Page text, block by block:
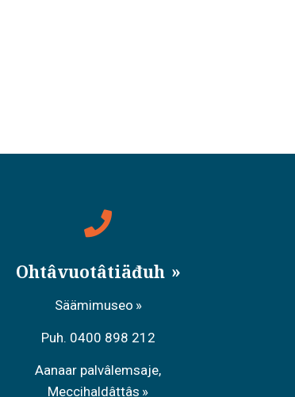
Ohtâvuotâtiäđuh
Säämimuseo
Puh. 0400 898 212
Aanaar palvâlemsaje,
Meccihaldâttâs